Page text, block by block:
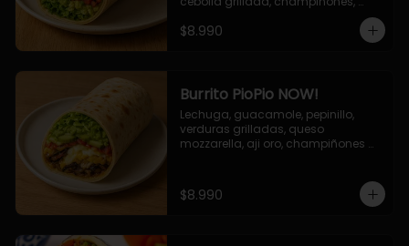
$8.990
Burrito PioPio NOW!
Lechuga, guacamole, pepinillo,
verduras grilladas, queso
mozzarella, aji oro, champiñones
$8.990